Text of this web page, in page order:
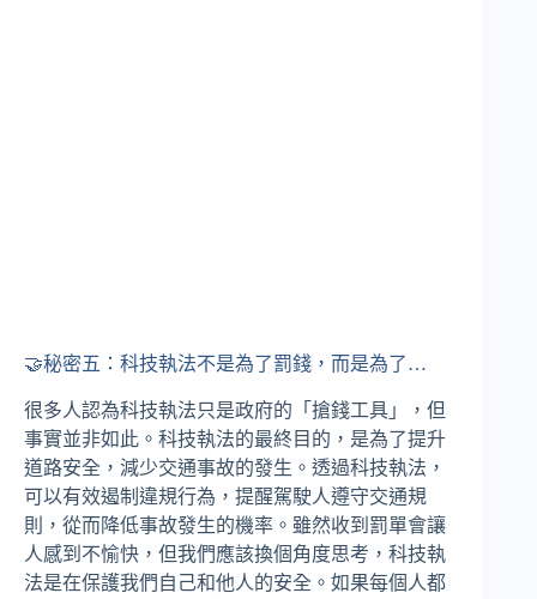
🤝秘密五：科技執法不是為了罰錢，而是為了…
很多人認為科技執法只是政府的「搶錢工具」，但
事實並非如此。科技執法的最終目的，是為了提升
道路安全，減少交通事故的發生。透過科技執法，
可以有效遏制違規行為，提醒駕駛人遵守交通規
則，從而降低事故發生的機率。雖然收到罰單會讓
人感到不愉快，但我們應該換個角度思考，科技執
法是在保護我們自己和他人的安全。如果每個人都